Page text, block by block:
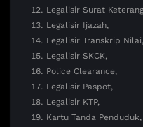
Legalisir Surat
Legalisir Ijazah,
Legalisir Transkrip Nilai,
Legalisir SKCK,
Police Clearance,
Legalisir Paspot,
Legalisir KTP,
Kartu Tanda Penduduk,